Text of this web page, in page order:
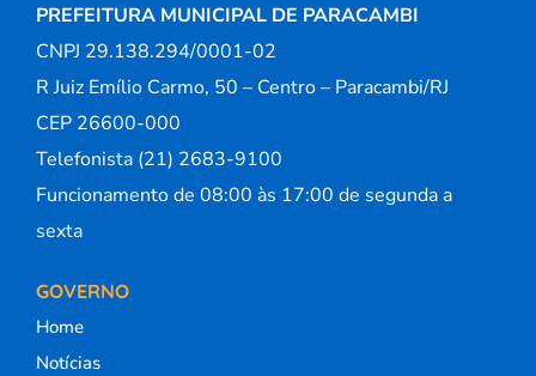
PREFEITURA MUNICIPAL DE PARACAMBI
CNPJ 29.138.294/0001-02
R Juiz Emílio Carmo, 50 – Centro – Paracambi/RJ
CEP 26600-000
Telefonista (21) 2683-9100
Funcionamento de 08:00 às 17:00 de segunda a
sexta
GOVERNO
Home
Notícias